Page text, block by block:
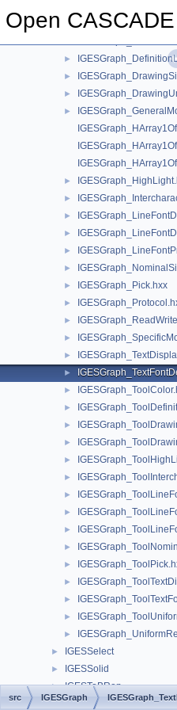
Open ►
►
►
►
►
►
►
►
►
►
►
► IGESGraph_Pick.hxx
►
►
►
►
►
►
►
►
►
►
►
►
►
►
►
►
►
►
►
►
► IGESSelect
► IGESSolid
► IGESToBRep
► Image
src IGESGraph